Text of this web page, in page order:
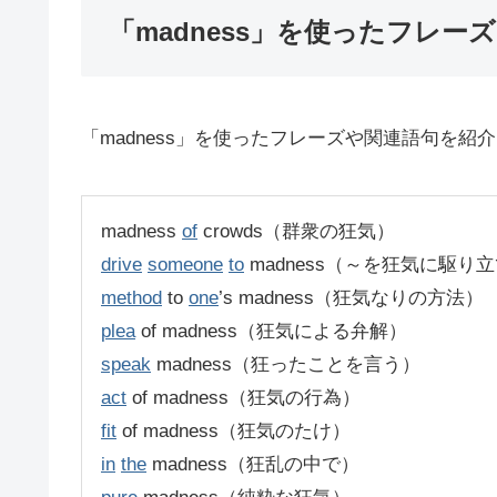
「madness」を使ったフレーズ
「madness」を使ったフレーズや関連語句を紹
madness of crowds（群衆の狂気）
drive someone to madness（～を狂気に駆り
method to one’s madness（狂気なりの方法）
pleaof madness（狂気による弁解）
speak madness（狂ったことを言う）
act of madness（狂気の行為）
fit of madness（狂気のたけ）
in the madness（狂乱の中で）